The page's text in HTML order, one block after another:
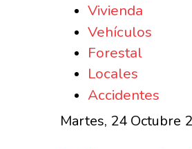
Vivienda
Vehículos
Forestal
Locales
Accidentes
Martes, 24 Octubre